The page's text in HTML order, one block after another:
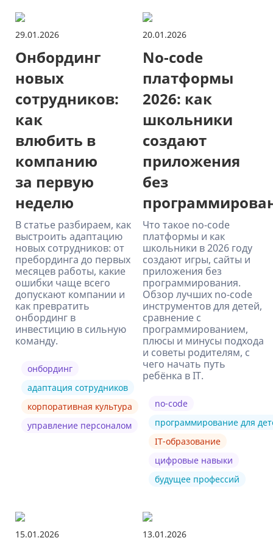
29.01.2026
Онбординг
новых
сотрудников:
как
влюбить в
компанию
за первую
неделю
В статье разбираем, как
выстроить адаптацию
новых сотрудников: от
пребординга до первых
месяцев работы, какие
ошибки чаще всего
допускают компании и
как превратить
онбординг в
инвестицию в сильную
команду.
онбординг
адаптация сотрудников
корпоративная культура
управление персоналом
20.01.2026
No-code
платформы
2026: как
школьники
создают
приложения
без
Что такое no-code
платформы и как
школьники в 2026 году
создают игры, сайты и
приложения без
программирования.
Обзор лучших no-code
инструментов для детей,
сравнение с
программированием,
плюсы и минусы подхода
и советы родителям, с
чего начать путь
ребёнка в IT.
no-code
программирование для
IT-образование
цифровые навыки
будущее профессий
15.01.2026 13.01.2026